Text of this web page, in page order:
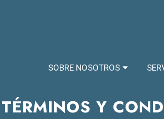
SOBRE NOSOTROS
TÉRMINOS Y